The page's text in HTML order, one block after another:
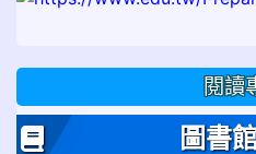
閱讀
圖書